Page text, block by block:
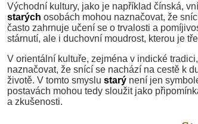
Východní kultury, jako je například čínská,
starých osobách mohou naznačovat, že
často zahrnuje učení se o trvalosti a
stárnutí, ale i duchovní moudrost, kterou je
V orientální kultuře, zejména v indické
naznačovat, že snící se nachází na cestě k
životě. V tomto smyslu starý není jen
postavách mohou tedy sloužit jako
a zkušenosti.